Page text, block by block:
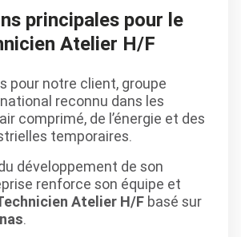
principales pour le
Atelier H/F
pour notre client, groupe
reconnu dans les
comprimé, de l’énergie et des
temporaires.
développement de son
renforce son équipe et
Atelier H/F basé sur
.